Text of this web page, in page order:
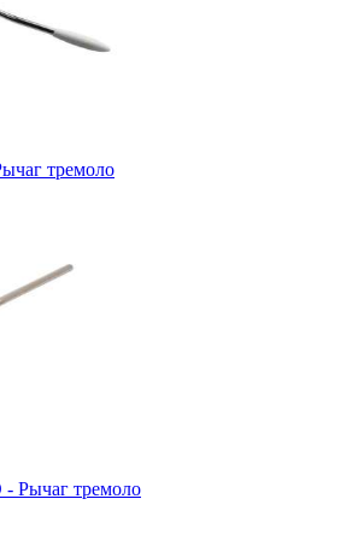
тремоло
Рычаг тремоло